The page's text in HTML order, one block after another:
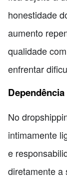
honestidade
aumento
qualidade
enfrentar
No
intimamente
e
diretamente a